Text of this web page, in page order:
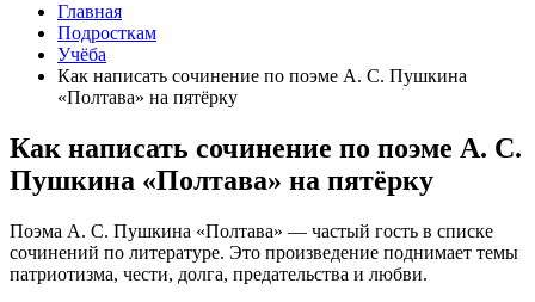
Главная
Подросткам
Учёба
Как написать сочинение по поэме А. С. Пушкина
«Полтава» на пятёрку
Как написать сочинение по поэме А. С.
Пушкина «Полтава» на пятёрку
Поэма А. С. Пушкина «Полтава» — частый гость в списке
сочинений по литературе. Это произведение поднимает темы
патриотизма, чести, долга, предательства и любви.